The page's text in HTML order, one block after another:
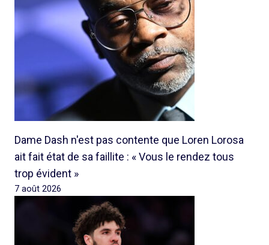
Dame Dash n'est pas contente que Loren Lorosa
ait fait état de sa faillite : « Vous le rendez tous
trop évident »
7 août 2026